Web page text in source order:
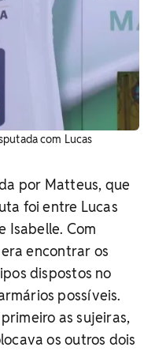
com Lucas
por Matteus, que
foi entre Lucas
Isabelle. Com
encontrar os
dispostos no
possíveis.
as sujeiras,
os outros dois